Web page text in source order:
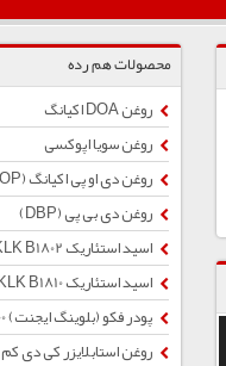
محصولات هم رده
روغن DOA اکیانگ
روغن سویا اپوکسی
روغن دی او پی اکیانگ (DOP)
روغن دی بی پی (DBP)
اسید استئاریک KLK B1802
اسید استئاریک KLK B1810
پودر فکو (بلوینگ ایجنت) AC7000
روغن استابلایزر کی دی کم